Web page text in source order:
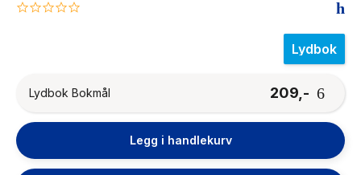
0.0
Lydbok
Lydbok Bokmål 209,-
Legg i handlekurv